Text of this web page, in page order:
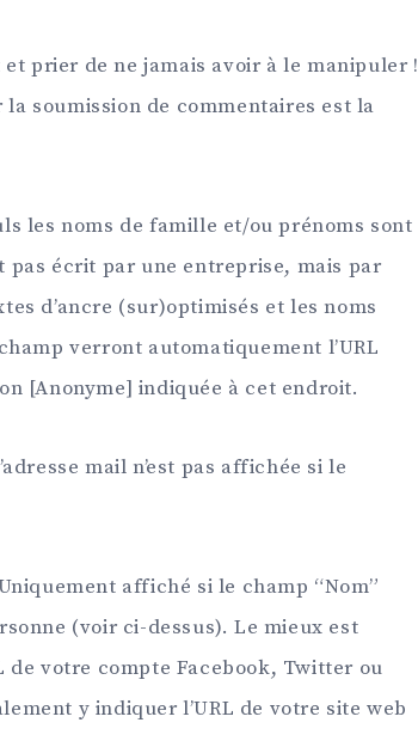
prier de ne jamais avoir à le manipuler !
soumission de commentaires est la
les noms de famille et/ou prénoms sont
pas écrit par une entreprise, mais par
d’ancre (sur)optimisés et les noms
verront automatiquement l’URL
[Anonyme] indiquée à cet endroit.
mail n’est pas affichée si le
affiché si le champ “Nom”
(voir ci-dessus). Le mieux est
de votre compte Facebook, Twitter ou
y indiquer l’URL de votre site web